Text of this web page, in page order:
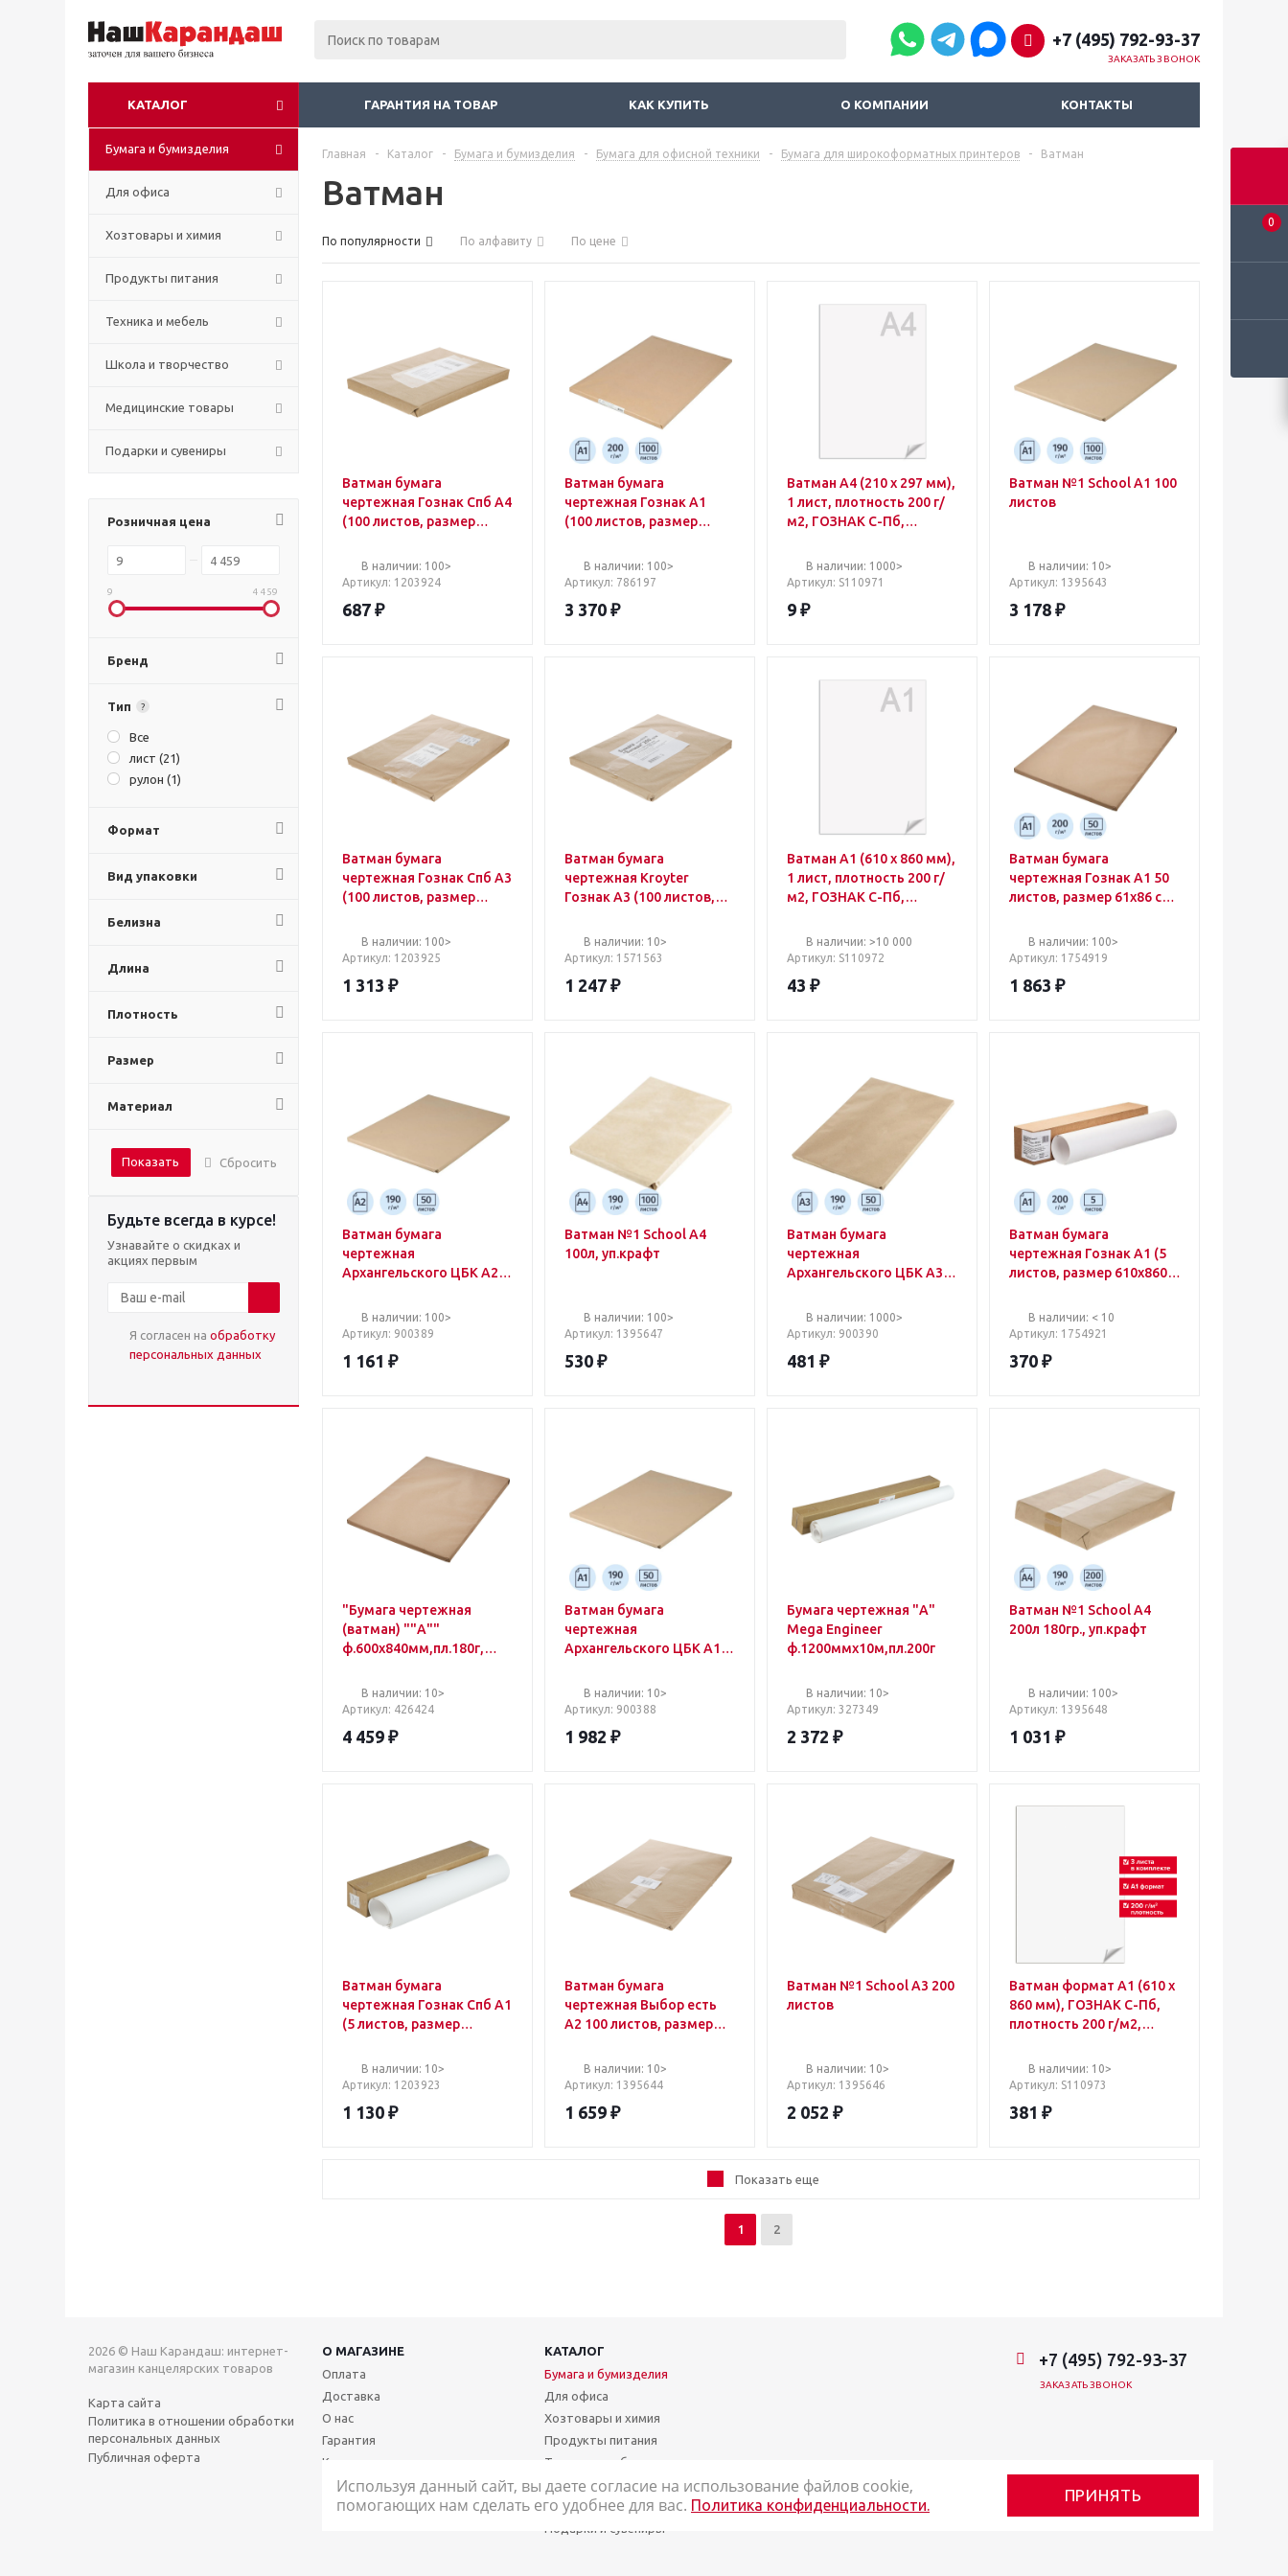
0
+7 (495) 792-93-37
ЗАКАЗАТЬ ЗВОНОК
КАТАЛОГ ГАРАНТИЯ НА ТОВАР КАК КУПИТЬ О КОМПАНИИ КОНТАКТЫ
Бумага и бумизделия
Для офиса
Хозтовары и химия
Продукты питания
Техника и мебель
Школа и творчество
Медицинские товары
Подарки и сувениры
Розничная цена
9 4 459
Бренд
Тип ?
Все
лист (21)
рулон (1)
Формат
Вид упаковки
Белизна
Длина
Плотность
Размер
Материал
Показать Сбросить
Будьте всегда в курсе!
Узнавайте о скидках и
акциях первым
Я согласен на обработку
персональных данных
Главная - Каталог - Бумага и бумизделия - Бумага для офисной техники - Бумага для широкоформатных принтеров - Ватман
Ватман
По популярности По алфавиту По цене
Ватман бумага
чертежная Гознак Спб А4
(100 листов, размер
200 г/кв.м, белизна)
В наличии: 100>
Артикул: 1203924
687 ₽
Ватман бумага
чертежная Гознак А1
(100 листов, размер
200 г/кв.м, белизна 96)
В наличии: 100>
Артикул: 786197
3 370 ₽
Ватман А4 (210 х 297 мм),
1 лист, плотность 200 г/
м2, ГОЗНАК С-Пб,
В наличии: 1000>
Артикул: S110971
9 ₽
Ватман №1 School А1 100
листов
В наличии: 10>
Артикул: 1395643
3 178 ₽
Ватман бумага
чертежная Гознак Спб А3
(100 листов, размер
200 г/кв.м, белизна 100)
В наличии: 100>
Артикул: 1203925
1 313 ₽
Ватман бумага
чертежная Kroyter
Гознак А3 (100 листов,
плотность 200 г/кв.м,
бели
В наличии: 10>
Артикул: 1571563
1 247 ₽
Ватман А1 (610 х 860 мм),
1 лист, плотность 200 г/
м2, ГОЗНАК С-Пб,
водяной знак
В наличии: >10 000
Артикул: S110972
43 ₽
Ватман бумага
чертежная Гознак А1 50
листов, размер 61x86 cм,
В наличии: 100>
Артикул: 1754919
1 863 ₽
Ватман бумага
чертежная
Архангельского ЦБК А2
420x594 мм, плотность
180 г/кв.м, белизна 90 %)
В наличии: 100>
Артикул: 900389
1 161 ₽
Ватман №1 School А4
100л, уп.крафт
В наличии: 100>
Артикул: 1395647
530 ₽
Ватман бумага
чертежная
Архангельского ЦБК А3
297x420 мм, плотность
180 г/кв.м, б
В наличии: 1000>
Артикул: 900390
481 ₽
Ватман бумага
чертежная Гознак А1 (5
листов, размер 610x860
белизна 128)
В наличии: < 10
Артикул: 1754921
370 ₽
"Бумага чертежная
(ватман) ""А""
ф.600х840мм,пл.180г,
В наличии: 10>
Артикул: 426424
4 459 ₽
Ватман бумага
чертежная
Архангельского ЦБК А1
600x840 мм, плотность
180 г/кв.м, белизна 90 %)
В наличии: 10>
Артикул: 900388
1 982 ₽
Бумага чертежная "А"
Mega Engineer
ф.1200ммх10м,пл.200г
В наличии: 10>
Артикул: 327349
2 372 ₽
Ватман №1 School А4
200л 180гр., уп.крафт
В наличии: 100>
Артикул: 1395648
1 031 ₽
Ватман бумага
чертежная Гознак Спб А1
(5 листов, размер
200 г/кв.м)
В наличии: 10>
Артикул: 1203923
1 130 ₽
Ватман бумага
чертежная Выбор есть
А2 100 листов, размер
белизна 100
В наличии: 10>
Артикул: 1395644
1 659 ₽
Ватман №1 School А3 200
листов
В наличии: 10>
Артикул: 1395646
2 052 ₽
Ватман формат А1 (610 х
860 мм), ГОЗНАК С-Пб,
плотность 200 г/м2,
BRAUBERG, 110973
В наличии: 10>
Артикул: S110973
381 ₽
Показать еще
1 2
2026 © Наш Карандаш: интернет-
магазин канцелярских товаров
Карта сайта
Политика в отношении обработки
персональных данных
Публичная оферта
О МАГАЗИНЕ
КАТАЛОГ
Оплата
Доставка
О нас
Гарантия
Контакты
Бумага и бумизделия
Для офиса
Хозтовары и химия
Продукты питания
Техника и мебель
Школа и творчество
Медицинские товары
Подарки и сувениры
+7 (495) 792-93-37
ЗАКАЗАТЬ ЗВОНОК
Используя данный сайт, вы даете согласие на использование файлов cookie,
помогающих нам сделать его удобнее для вас. Политика конфиденциальности.
ПРИНЯТЬ